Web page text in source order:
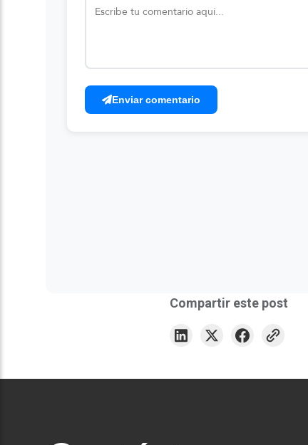
Enviar comentario
Compartir este post